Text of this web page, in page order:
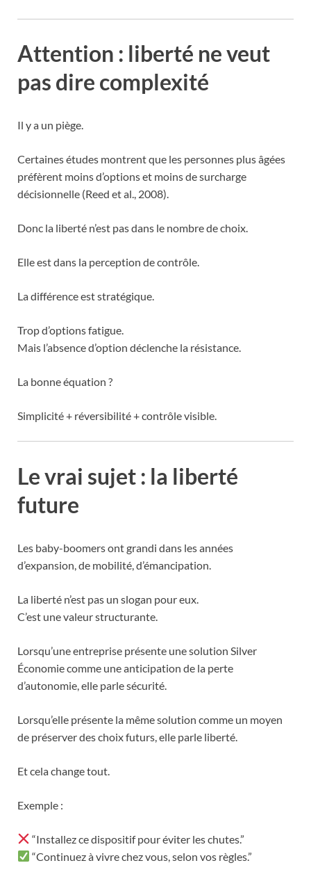
Attention : liberté ne veut
pas dire complexité
Il y a un piège.
Certaines études montrent que les personnes plus âgées
préfèrent moins d’options et moins de surcharge
décisionnelle (Reed et al., 2008).
Donc la liberté n’est pas dans le nombre de choix.
Elle est dans la perception de contrôle.
La différence est stratégique.
Trop d’options fatigue.
Mais l’absence d’option déclenche la résistance.
La bonne équation ?
Simplicité + réversibilité + contrôle visible.
Le vrai sujet : la liberté
future
Les baby-boomers ont grandi dans les années
d’expansion, de mobilité, d’émancipation.
La liberté n’est pas un slogan pour eux.
C’est une valeur structurante.
Lorsqu’une entreprise présente une solution Silver
Économie comme une anticipation de la perte
d’autonomie, elle parle sécurité.
Lorsqu’elle présente la même solution comme un moyen
de préserver des choix futurs, elle parle liberté.
Et cela change tout.
Exemple :
“Installez ce dispositif pour éviter les chutes.”
“Continuez à vivre chez vous, selon vos règles.”